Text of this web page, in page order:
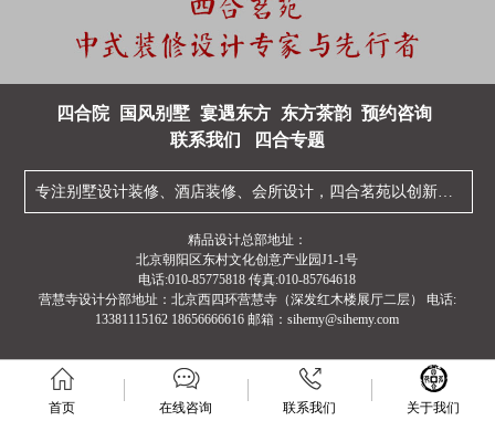
四合院 国风别墅 宴遇东方 东方茶韵 预约咨询
联系我们
四合专题
专注别墅设计装修 、酒店装修 、会所设计 ，四合茗苑以创新型的
精品设计总部地址：
北京朝阳区东村文化创意产业园J1-1号
电话:010-85775818 传真:010-85764618
营慧寺设计分部地址：北京西四环营慧寺（深发红木楼展厅二层） 电话:
13381115162 18656666616 邮箱：sihemy@sihemy.com
首页 在线咨询 联系我们 关于我们